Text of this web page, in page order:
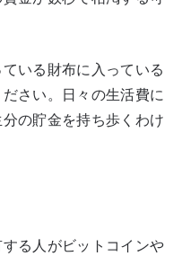
いる財布に入っている
さい。日々の生活費に
の貯金を持ち歩くわけ
る人がビットコインや